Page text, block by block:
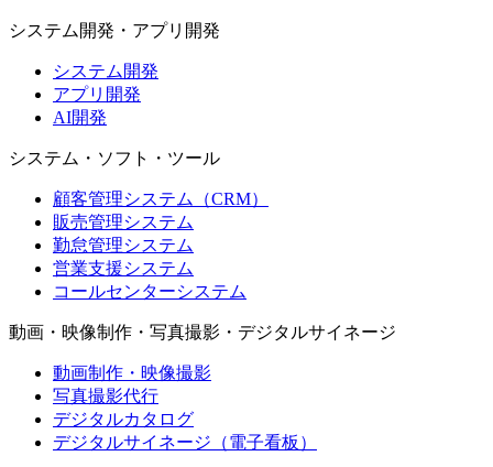
システム開発・アプリ開発
システム開発
アプリ開発
AI開発
システム・ソフト・ツール
顧客管理システム（CRM）
販売管理システム
勤怠管理システム
営業支援システム
コールセンターシステム
動画・映像制作・写真撮影・デジタルサイネージ
動画制作・映像撮影
写真撮影代行
デジタルカタログ
デジタルサイネージ（電子看板）